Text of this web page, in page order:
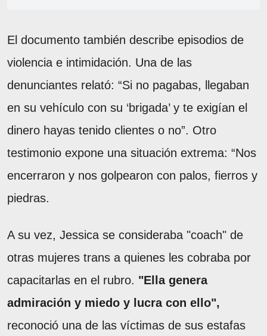
El documento también describe episodios de
violencia e intimidación. Una de las
denunciantes relató: “Si no pagabas, llegaban
en su vehículo con su ‘brigada’ y te exigían el
dinero hayas tenido clientes o no”. Otro
testimonio expone una situación extrema: “Nos
encerraron y nos golpearon con palos, fierros y
piedras.
A su vez, Jessica se consideraba "coach" de
otras mujeres trans a quienes les cobraba por
capacitarlas en el rubro. "Ella genera
admiración y miedo y lucra con ello",
reconoció una de las víctimas de sus estafas